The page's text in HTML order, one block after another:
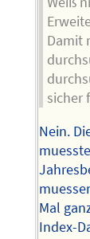
Damit
sicher
Nein.
Mal
Index-